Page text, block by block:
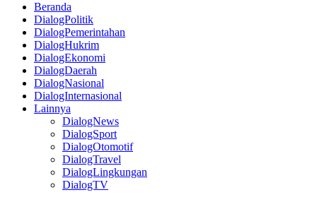
Beranda
DialogPolitik
DialogPemerintahan
DialogHukrim
DialogEkonomi
DialogDaerah
DialogNasional
DialogInternasional
Lainnya
DialogNews
DialogSport
DialogOtomotif
DialogTravel
DialogLingkungan
DialogTV